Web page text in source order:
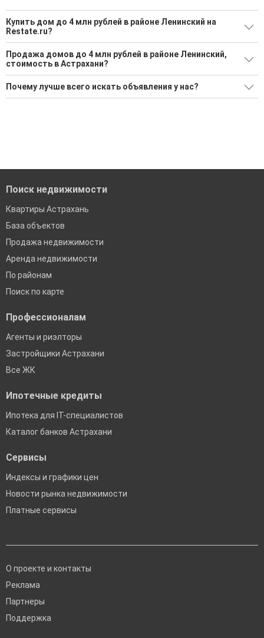
Купить дом до 4 млн рублей в районе Ленинский на
Restate.ru?
Поможем Купить дом до 4 млн рублей в районе Ленинский?
2 актуальных и проверенных объявления
Воспользуйтесь нашим поиском по новостройкам, для
подбора подходящего вам варианта
Продажа домов до 4 млн рублей в районе Ленинский,
стоимость в Астрахани?
Минимальная цена: 3 500 000 Р. Максимальная цена: 3 900
000 Р; Средняя: 3 700 000 Р
Почему лучше всего искать объявления у нас?
Поиск недвижимости
Квартиры Астрахань
База объектов
Продажа недвижимости
Аренда недвижимости
По районам
Поиск по карте
Профессионалам
Агенты и риэлторы
Застройщики Астрахани
Все ЖК
Ипотечные кредиты
Ипотека для IT-специалистов
Каталог банков Астрахани
Сервисы
Индексы и графики цен
Новости рынка недвижимости
Платные сервисы
О проекте и контакты
Реклама
Партнеры
Поддержка